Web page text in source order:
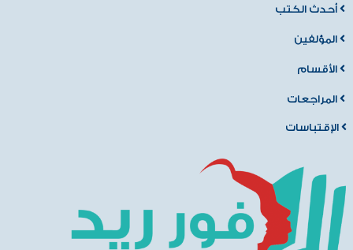
أحدث الكتب
المؤلفين
الأقسام
المراجعات
الإقتباسات